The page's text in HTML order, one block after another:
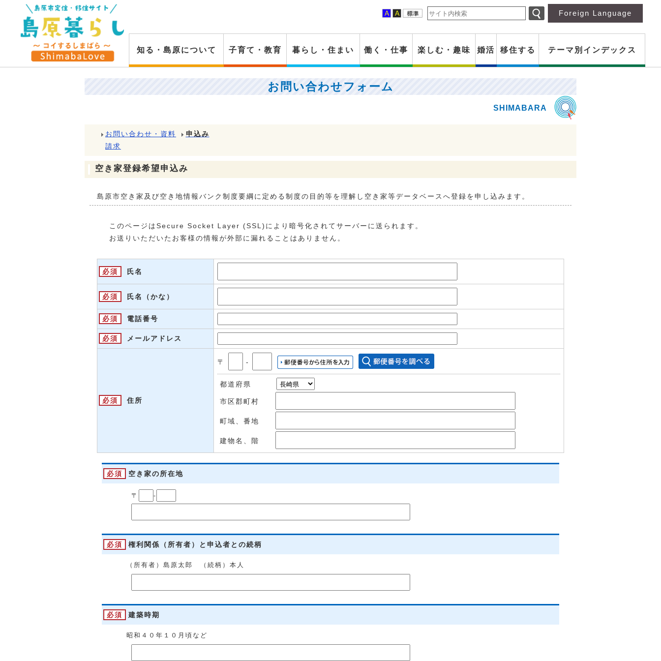
Foreign Language
知る・島原について 子育て・教育 暮らし・住まい 働く・仕事 楽しむ・趣味 婚活 移住する テーマ別インデックス
お問い合わせフォーム
お問い合わせ・資料
請求
申込み
空き家登録希望申込み
島原市空き家及び空き地情報バンク制度要綱に定める制度の目的等を理解し空き家等データベースへ登録を申し込みます。
このページはSecure Socket Layer (SSL)により暗号化されてサーバーに送られます。
お送りいただいたお客様の情報が外部に漏れることはありません。
必須 氏名
必須 氏名（かな）
必須 電話番号
必須 メールアドレス
必須 住所
〒 ‐
都道府県
市区郡町村
町域、番地
建物名、階
必須 空き家の所在地
〒 -
必須 権利関係（所有者）と申込者との続柄
（所有者）島原太郎 （続柄）本人
必須 建築時期
昭和４０年１０月頃など